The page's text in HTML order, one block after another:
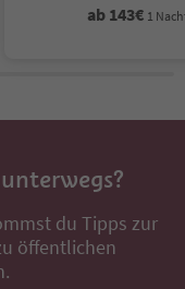
ab 143€ 1
du Tipps zur
öffentlichen